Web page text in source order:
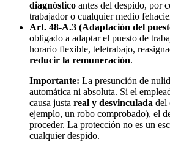
diagnóstico antes del despido, por
trabajador o cualquier medio
Art. 48-A.3 (Adaptación del
obligado a adaptar el puesto de
horario flexible, teletrabajo,
reducir la remuneración.
Importante: La presunción de
automática ni absoluta. Si el
causa justa real y desvinculada del
ejemplo, un robo comprobado), el
proceder. La protección no es un
cualquier despido.